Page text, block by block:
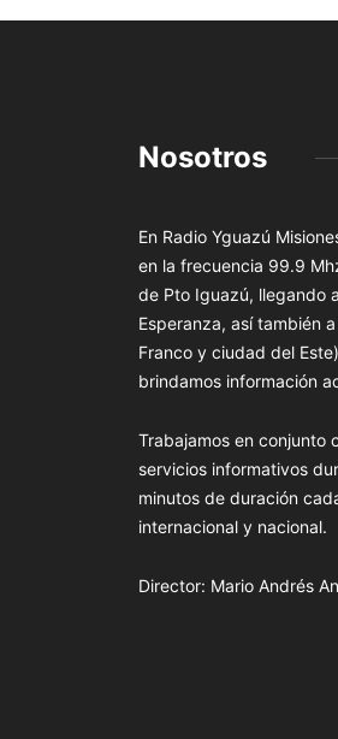
Nosotros
En Radio Yguazú
en la frecuencia 99.9
de Pto Iguazú, llegando
Esperanza, así también
Franco y ciudad del
brindamos información
Trabajamos en conjunto
servicios informativos
minutos de duración
internacional y nacional.
Director: Mario Andrés